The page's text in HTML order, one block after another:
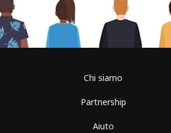
Chi siamo
Partnership
Aiuto